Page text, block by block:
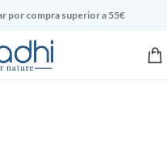
por compra superior a 55€